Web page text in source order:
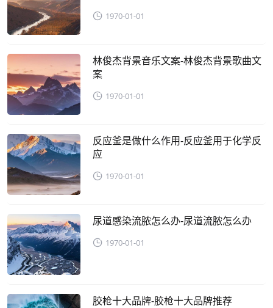
1970-01-01
林俊杰背景音乐文案-林俊杰背景歌曲文
案
1970-01-01
反应釜是做什么作用-反应釜用于化学反
应
1970-01-01
尿道感染流脓怎么办-尿道流脓怎么办
1970-01-01
胶枪十大品牌-胶枪十大品牌推荐